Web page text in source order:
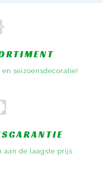
seizoensdecoratie!
aan de laagste prijs